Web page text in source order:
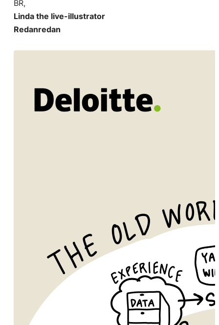
BR,
Linda the live-illustrator
Redanredan